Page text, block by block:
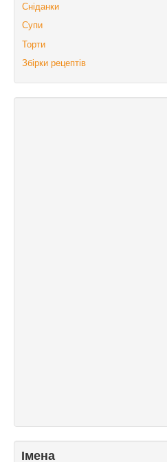
Сніданки
Супи
Торти
Збірки рецептів
Імена